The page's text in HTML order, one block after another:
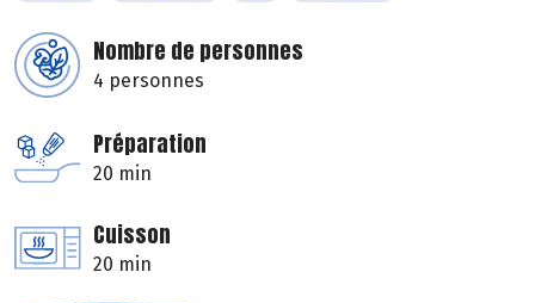
Nombre de personnes
4 personnes
Préparation
20 min
Cuisson
20 min